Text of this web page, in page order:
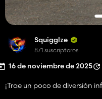
Squigglze
871 suscriptores
16 de noviembre de 2025
¡Trae un poco de diversión